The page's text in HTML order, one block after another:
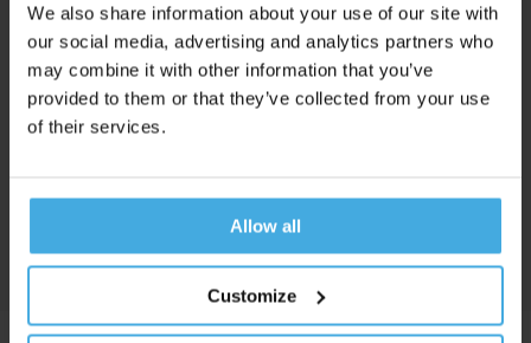
We also share information about your use of our site with
our social media, advertising and analytics partners who
may combine it with other information that you’ve
provided to them or that they’ve collected from your use
of their services.
Allow all
Customize
Vraag Een Voorstel Aan
Bekijk beschikbaarheid, en plan een online
afspraak in